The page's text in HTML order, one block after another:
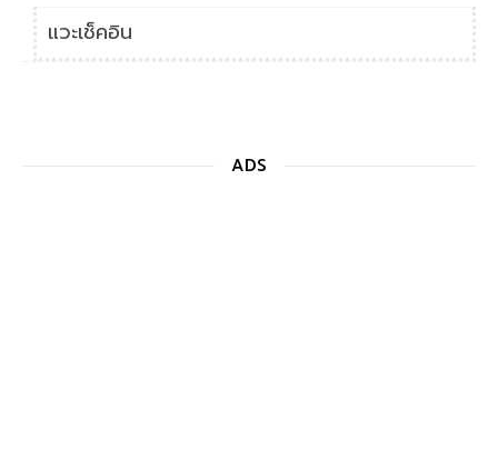
แวะเช็คอิน
ADS